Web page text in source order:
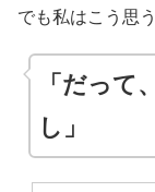
でも私はこう思
「だって
し」